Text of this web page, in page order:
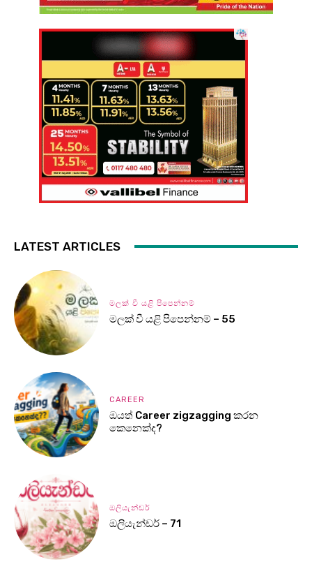
LATEST ARTICLES
මලක් වී යළි පිපෙන්නම්
මලක් වී යළි පිපෙන්නම් – 55
CAREER
ඔයත් Career zigzagging කරන
කෙනෙක්ද?
ඔලියැන්ඩර්
ඔලියැන්ඩර් – 71